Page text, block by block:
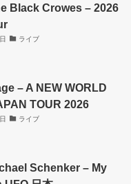
Black Crowes – 2026
ライブ
– A NEW WORLD
TOUR 2026
ライブ
Schenker – My